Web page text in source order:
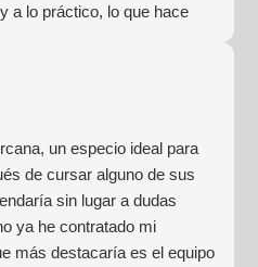
a lo práctico, lo que hace
experiencia!
un especio ideal para
de cursar alguno de sus
sin lugar a dudas
ya he contratado mi
más destacaría es el equipo